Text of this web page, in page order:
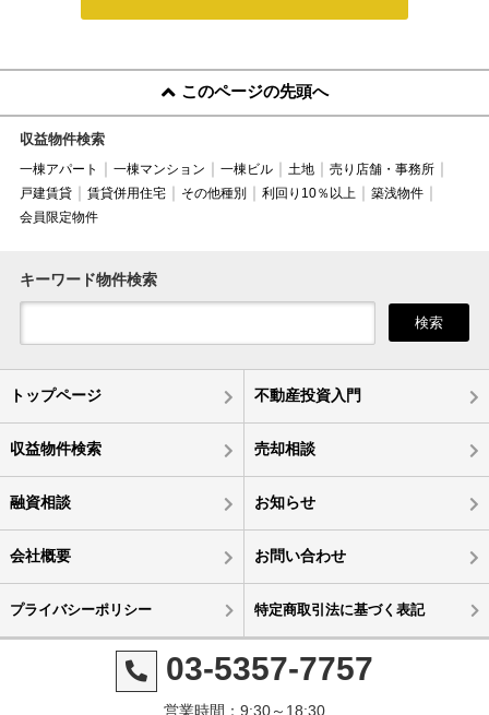
このページの先頭へ
収益物件検索
一棟アパート 一棟マンション 一棟ビル 土地
売り店舗・事務所
戸建賃貸
賃貸併用住宅 その他種別 利回り10％以上
築浅物件
会員限定物件
キーワード物件検索
検索
トップページ 不動産投資入門
収益物件検索 売却相談
融資相談 お知らせ
会社概要 お問い合わせ
プライバシーポリシー 特定商取引法に基づく表記
03-5357-7757
営業時間：9:30～18:30